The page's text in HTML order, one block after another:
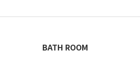
BATH ROOM